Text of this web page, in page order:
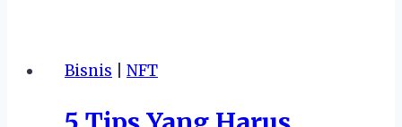
Emoney
Bisnis NFT